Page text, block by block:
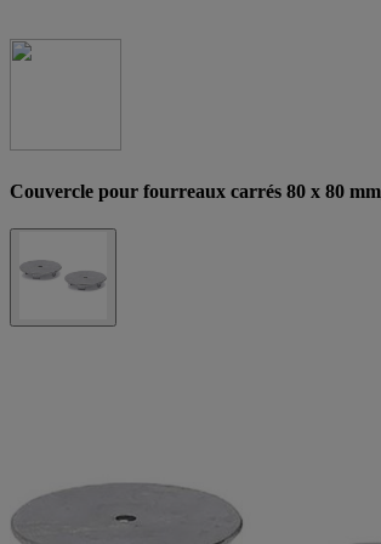
Couvercle pour fourreaux carrés 80 x 80